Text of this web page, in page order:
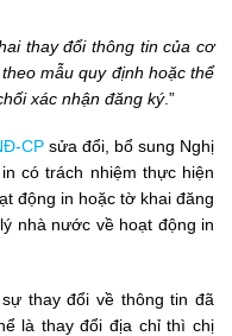
thay đổi thông tin của cơ
mẫu quy định hoặc thể
xác nhận đăng ký.”
CPsửa đổi, bổ sung Nghị
có trách nhiệm thực hiện
động in hoặc tờ khai đăng
nhà nước về hoạt động in
thay đổi về thông tin đã
là thay đổi địa chỉ thì chị